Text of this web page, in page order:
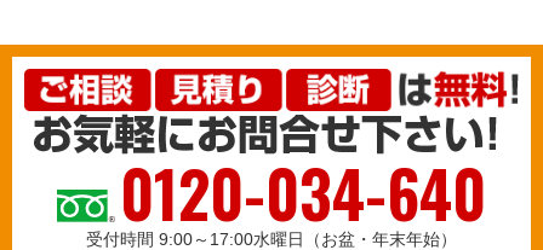
0120-034-640
受付時間 9:00～17:00水曜日（お盆・年末年始）